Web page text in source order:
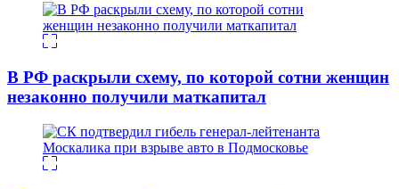
В РФ раскрыли схему, по которой сотни женщин
незаконно получили маткапитал